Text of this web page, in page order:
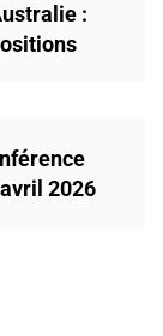
:
2026